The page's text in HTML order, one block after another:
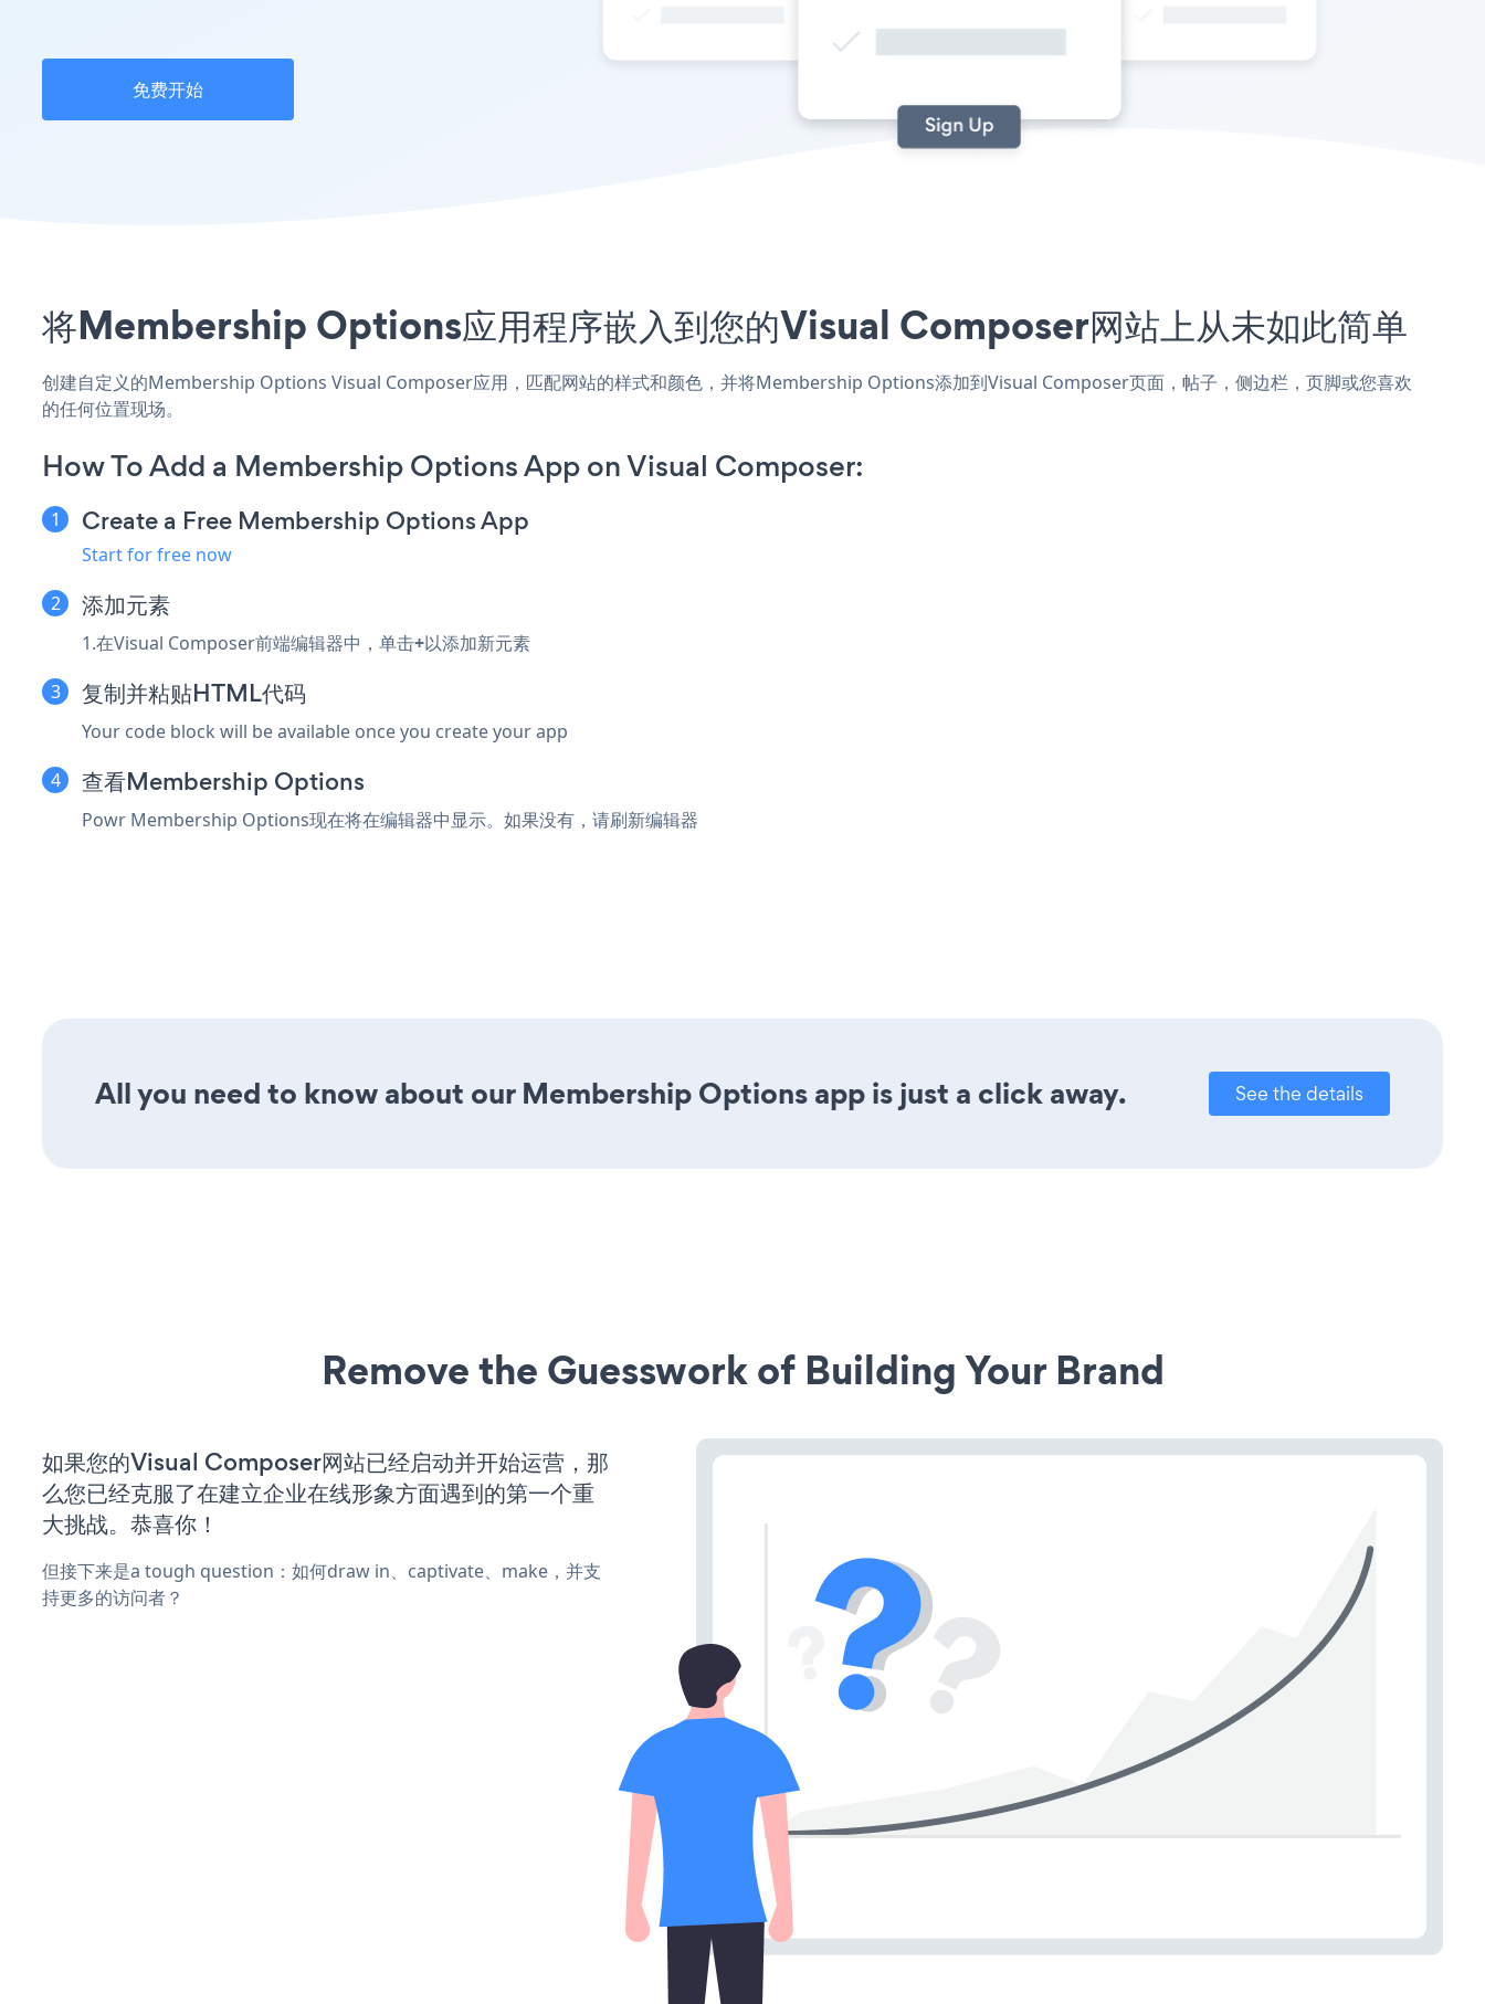
免费开始
将Membership Options应用程序嵌入到您的Visual Composer网站上从未如此简单
创建自定义的Membership Options Visual Composer应用，匹配网站的样式和颜色，并将Membership Options添加到Visual Composer页面，帖子，侧边栏，页脚或您喜欢
的任何位置现场。
How To Add a Membership Options App on Visual Composer:
Create a Free Membership Options App
Start for free now
添加元素
1.在Visual Composer前端编辑器中，单击+以添加新元素
复制并粘贴HTML代码
Your code block will be available once you create your app
查看Membership Options
Powr Membership Options现在将在编辑器中显示。如果没有，请刷新编辑器
All you need to know about our Membership Options app is just a click away. See the details
Remove the Guesswork of Building Your Brand
如果您的Visual Composer网站已经启动并开始运营，那
么您已经克服了在建立企业在线形象方面遇到的第一个重
大挑战。恭喜你！
但接下来是a tough question：如何draw in、captivate、make，并支
持更多的访问者？